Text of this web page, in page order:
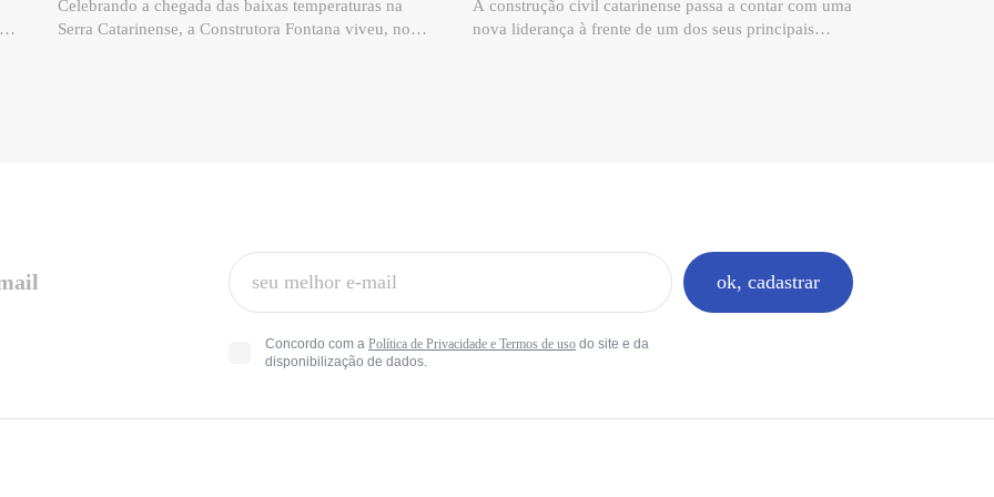
Celebrando a chegada das baixas temperaturas na
Serra Catarinense, a Construtora Fontana viveu, no
experiência de viver conectada à natureza, à
tranquilidade e ao bem-estar. Para celebrar essa
conquista, clientes e convidados foram recebidos em
convivência, contemplação e celebração. A
Laureano, acompanhada por vinhos de altitude e por
A construção civil catarinense passa a contar com uma
nova liderança à frente de um dos seus principais
forças para vencer os principais desafios enfrentados
pelo segmento, entre eles os impactos da reforma
tributária. Segundo ele, para se manter competitiva, a
tecnologias e avançar na industrialização de
da Construtora Fontana. Ao assumir a presidência do
Concordo com a Política de Privacidade e Termos de uso do site e da
disponibilização de dados.
ok, cadastrar